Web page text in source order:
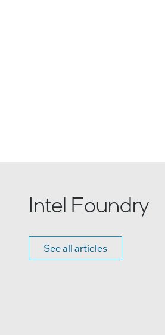
Intel Foundry
See all articles